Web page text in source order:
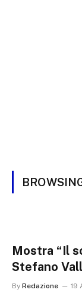
Mostra “Il
Stefano
By Redazione 19